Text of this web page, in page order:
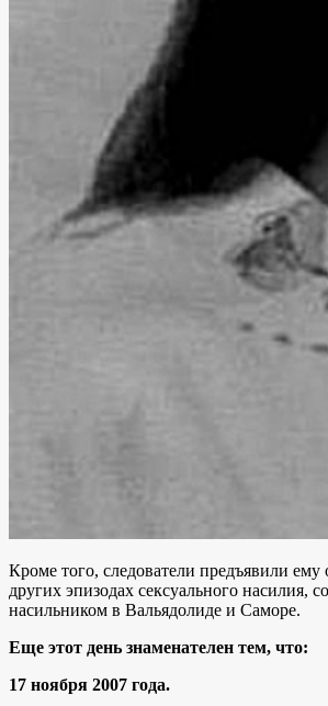
Кроме того, следователи предъявили ему
других эпизодах сексуального насилия,
насильником в Вальядолиде и Саморе.
Еще этот день знаменателен тем, что:
17 ноября 2007 года.